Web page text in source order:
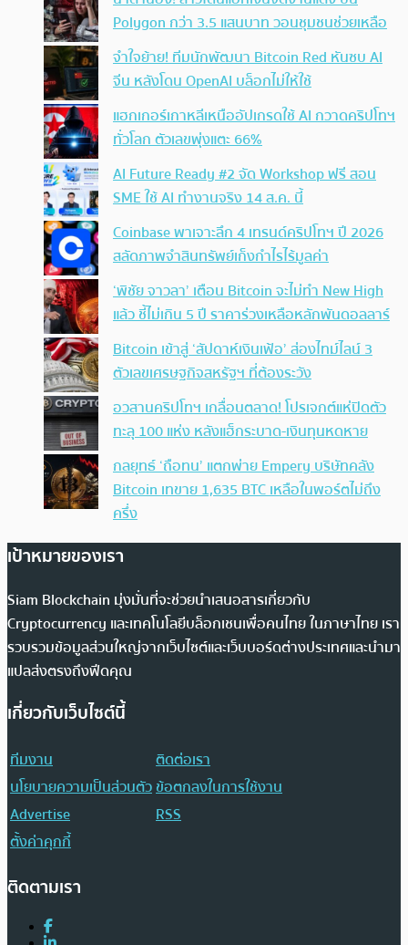
Polygon กว่า 3.5 แสนบาท วอนชุมชนช่วยเหลือ
จำใจย้าย! ทีมนักพัฒนา Bitcoin Red หันซบ AI
จีน หลังโดน OpenAI บล็อกไม่ให้ใช้
แฮกเกอร์เกาหลีเหนืออัปเกรดใช้ AI กวาดคริปโทฯ
ทั่วโลก ตัวเลขพุ่งแตะ 66%
AI Future Ready #2 จัด Workshop ฟรี สอน
SME ใช้ AI ทำงานจริง 14 ส.ค. นี้
Coinbase พาเจาะลึก 4 เทรนด์คริปโทฯ ปี 2026
สลัดภาพจำสินทรัพย์เก็งกำไรไร้มูลค่า
‘พิชัย จาวลา’ เตือน Bitcoin จะไม่ทำ New High
แล้ว ชี้ไม่เกิน 5 ปี ราคาร่วงเหลือหลักพันดอลลาร์
Bitcoin เข้าสู่ ‘สัปดาห์เงินเฟ้อ’ ส่องไทม์ไลน์ 3
ตัวเลขเศรษฐกิจสหรัฐฯ ที่ต้องระวัง
อวสานคริปโทฯ เกลื่อนตลาด! โปรเจกต์แห่ปิดตัว
ทะลุ 100 แห่ง หลังแฮ็กระบาด-เงินทุนหดหาย
กลยุทธ์ ‘ถือทน’ แตกพ่าย Empery บริษัทคลัง
Bitcoin เทขาย 1,635 BTC เหลือในพอร์ตไม่ถึง
ครึ่ง
เป้าหมายของเรา
Siam Blockchain มุ่งมั่นที่จะช่วยนำเสนอสารเกี่ยวกับ
Cryptocurrency และเทคโนโลยีบล็อกเชนเพื่อคนไทย ในภาษาไทย เรา
รวบรวมข้อมูลส่วนใหญ่จากเว็บไซต์และเว็บบอร์ดต่างประเทศและนำมา
แปลส่งตรงถึงฟีดคุณ
เกี่ยวกับเว็บไซต์นี้
ทีมงาน
ติดต่อเรา
นโยบายความเป็นส่วนตัวข้อตกลงในการใช้งาน
Advertise
RSS
ตั้งค่าคุกกี้
ติดตามเรา